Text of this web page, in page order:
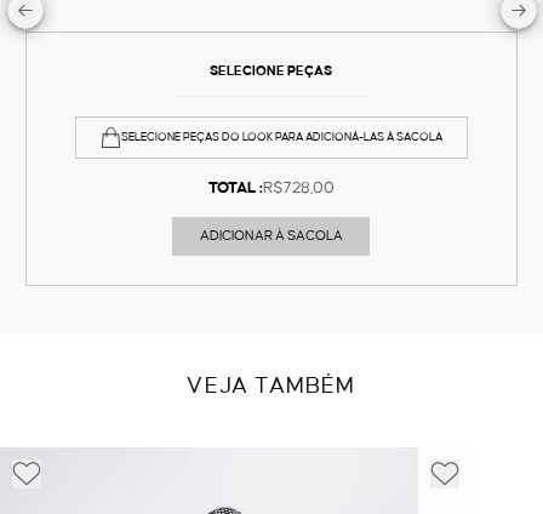
SELECIONE PEÇAS
SELECIONE PEÇAS DO LOOK PARA ADICIONÁ-LAS À SACOLA
TOTAL :R$728,00
ADICIONAR À SACOLA
VEJA TAMBÉM